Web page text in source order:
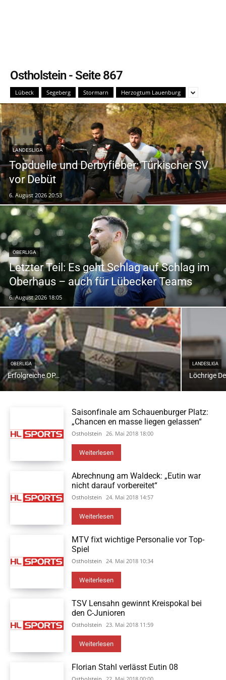
Ostholstein - Seite 867
Lübeck Segeberg Stormarn Herzogtum Lauenburg
LANDESLIGA
Topduelle und Derbyfieber: Türkischer SV
vor Debüt
6. August 2026 20:53
OBERLIGA
Letzter Teil: Es geht Schlag auf Schlag im
Oberhaus – auch für Lübecker Teams
6. August 2026 18:05
OBERLIGA
Erfolgreiche OP…
LANDESLIGA
Löchrige
Saisonfinale am Schauenburger Platz:
„Chancen en masse liegen gelassen“
Ostholstein 26. Mai 2018 18:00
Weiterlesen
Abrechnung am Waldeck: „Eutin war
nicht darauf vorbereitet“
Ostholstein 24. Mai 2018 14:57
Weiterlesen
MTV fixt wichtige Personalie vor Top-
Spiel
Ostholstein 24. Mai 2018 10:34
Weiterlesen
TSV Lensahn gewinnt Kreispokal bei
den C-Junioren
Ostholstein 23. Mai 2018 11:59
Weiterlesen
Florian Stahl verlässt Eutin 08